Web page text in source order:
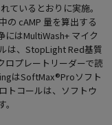
ているとおりに実施。
の cAMP 量を算出する
にはMultiWash+ マイク
は、StopLight Red基質
ロプレートリーダーで読
はSoftMax®Proソフト
トコールは、ソフトウ